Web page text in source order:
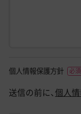
個人情報保護方針
送信の前に、個人